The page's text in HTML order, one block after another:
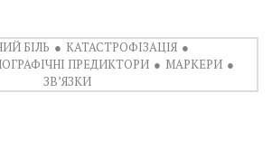
БІЛЬ
КАТАСТРОФІЗАЦІЯ
ПРЕДИКТОРИ
МАРКЕРИ
ЗВ’ЯЗКИ